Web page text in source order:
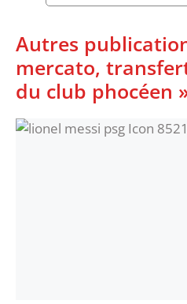
Autres
mercato,
du club phocéen